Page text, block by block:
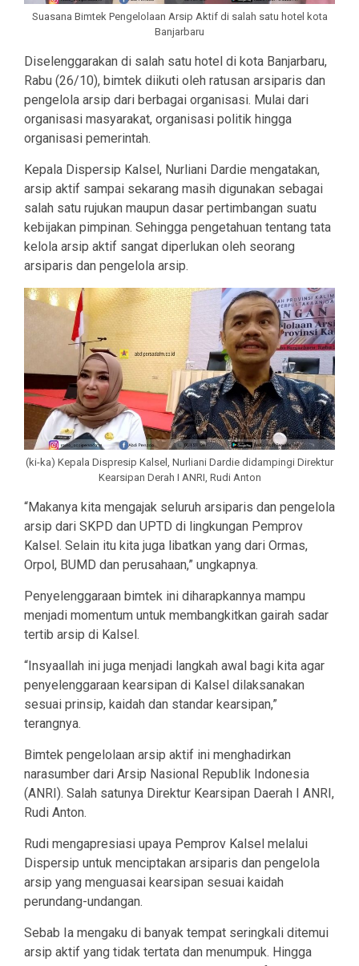
Suasana Bimtek Pengelolaan Arsip Aktif di salah satu hotel kota
Banjarbaru
Diselenggarakan di salah satu hotel di kota Banjarbaru,
Rabu (26/10), bimtek diikuti oleh ratusan arsiparis dan
pengelola arsip dari berbagai organisasi. Mulai dari
organisasi masyarakat, organisasi politik hingga
organisasi pemerintah.
Kepala Dispersip Kalsel, Nurliani Dardie mengatakan,
arsip aktif sampai sekarang masih digunakan sebagai
salah satu rujukan maupun dasar pertimbangan suatu
kebijakan pimpinan. Sehingga pengetahuan tentang tata
kelola arsip aktif sangat diperlukan oleh seorang
arsiparis dan pengelola arsip.
(ki-ka) Kepala Dispresip Kalsel, Nurliani Dardie didampingi Direktur
Kearsipan Derah I ANRI, Rudi Anton
“Makanya kita mengajak seluruh arsiparis dan pengelola
arsip dari SKPD dan UPTD di lingkungan Pemprov
Kalsel. Selain itu kita juga libatkan yang dari Ormas,
Orpol, BUMD dan perusahaan,” ungkapnya.
Penyelenggaraan bimtek ini diharapkannya mampu
menjadi momentum untuk membangkitkan gairah sadar
tertib arsip di Kalsel.
“Insyaallah ini juga menjadi langkah awal bagi kita agar
penyelenggaraan kearsipan di Kalsel dilaksanakan
sesuai prinsip, kaidah dan standar kearsipan,”
terangnya.
Bimtek pengelolaan arsip aktif ini menghadirkan
narasumber dari Arsip Nasional Republik Indonesia
(ANRI). Salah satunya Direktur Kearsipan Daerah I ANRI,
Rudi Anton.
Rudi mengapresiasi upaya Pemprov Kalsel melalui
Dispersip untuk menciptakan arsiparis dan pengelola
arsip yang menguasai kearsipan sesuai kaidah
perundang-undangan.
Sebab Ia mengaku di banyak tempat seringkali ditemui
arsip aktif yang tidak tertata dan menumpuk. Hingga